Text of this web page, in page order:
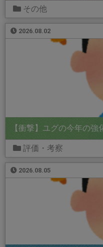
その他
2026.08.02
【衝撃】ユグの今年の強
評価・考察
2026.08.05